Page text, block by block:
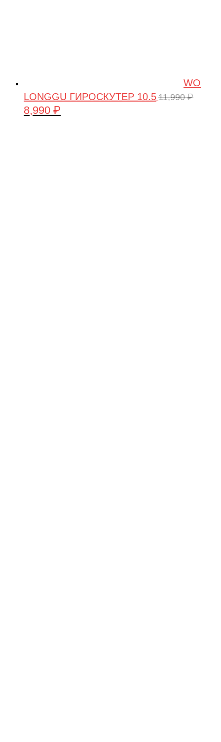
WO
LONGGU ГИРОСКУТЕР 10.5 11,990₽
Первоначальная
8,990 ₽